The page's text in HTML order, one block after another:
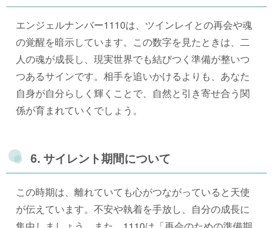
エンジェルナンバー1110は、ツインレイとの再会や魂
の覚醒を暗示しています。この数字を見たときは、二
人の魂が成長し、現実世界でも結びつく準備が整いつ
つあるサインです。相手を追いかけるよりも、あなた
自身が自分らしく輝くことで、自然と引き寄せ合う関
係が育まれていくでしょう。
6. サイレント期間について
この時期は、離れていても心がつながっていると天使
が伝えています。不安や執着を手放し、自分の成長に